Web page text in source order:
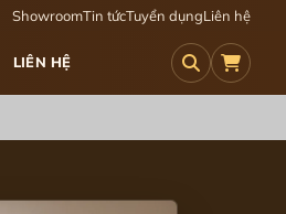
ShowroomTin tứcTuyển dụngLiên hệ
LIÊN HỆ